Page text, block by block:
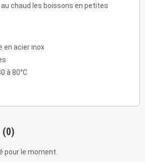
chaud les boissons en petites
en acier inox
à 80°C
(0)
pour le moment.